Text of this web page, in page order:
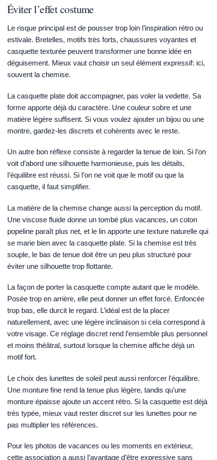
Éviter l’effet costume
Le risque principal est de pousser trop loin l’inspiration rétro ou
estivale. Bretelles, motifs très forts, chaussures voyantes et
casquette texturée peuvent transformer une bonne idée en
déguisement. Mieux vaut choisir un seul élément expressif: ici,
souvent la chemise.
La casquette plate doit accompagner, pas voler la vedette. Sa
forme apporte déjà du caractère. Une couleur sobre et une
matière légère suffisent. Si vous voulez ajouter un bijou ou une
montre, gardez-les discrets et cohérents avec le reste.
Un autre bon réflexe consiste à regarder la tenue de loin. Si l’on
voit d’abord une silhouette harmonieuse, puis les détails,
l’équilibre est réussi. Si l’on ne voit que le motif ou que la
casquette, il faut simplifier.
La matière de la chemise change aussi la perception du motif.
Une viscose fluide donne un tombé plus vacances, un coton
popeline paraît plus net, et le lin apporte une texture naturelle qui
se marie bien avec la casquette plate. Si la chemise est très
souple, le bas de tenue doit être un peu plus structuré pour
éviter une silhouette trop flottante.
La façon de porter la casquette compte autant que le modèle.
Posée trop en arrière, elle peut donner un effet forcé. Enfoncée
trop bas, elle durcit le regard. L’idéal est de la placer
naturellement, avec une légère inclinaison si cela correspond à
votre visage. Ce réglage discret rend l’ensemble plus personnel
et moins théâtral, surtout lorsque la chemise affiche déjà un
motif fort.
Le choix des lunettes de soleil peut aussi renforcer l’équilibre.
Une monture fine rend la tenue plus légère, tandis qu’une
monture épaisse ajoute un accent rétro. Si la casquette est déjà
très typée, mieux vaut rester discret sur les lunettes pour ne
pas multiplier les références.
Pour les photos de vacances ou les moments en extérieur,
cette association a aussi l’avantage d’être expressive sans